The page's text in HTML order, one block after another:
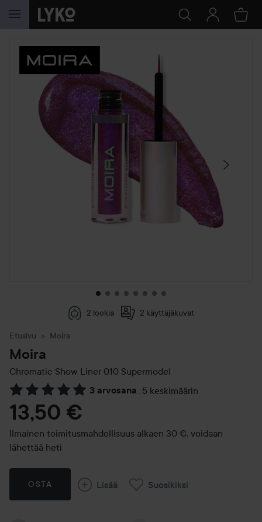
SIIRTYÄ JHK SISÄLTÖÖN
OHITA OSIO
2 lookia 2 käyttäjäkuvat
Etusivu Moira
Moira
Chromatic Show Liner 010 Supermodel
3 arvosana , 5 keskimäärin
Siirtyä jhk Arvosana & kommentit
13,50 €
Ilmainen toimitusmahdollisuus alkaen 30 €, voidaan
lähettää heti
OSTA Lisää Suosikiksi